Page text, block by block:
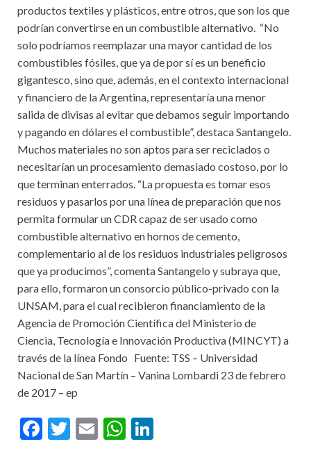
productos textiles y plásticos, entre otros, que son los que
podrían convertirse en un combustible alternativo. “No
solo podríamos reemplazar una mayor cantidad de los
combustibles fósiles, que ya de por sí es un beneficio
gigantesco, sino que, además, en el contexto internacional
y financiero de la Argentina, representaría una menor
salida de divisas al evitar que debamos seguir importando
y pagando en dólares el combustible”, destaca Santangelo.
Muchos materiales no son aptos para ser reciclados o
necesitarían un procesamiento demasiado costoso, por lo
que terminan enterrados. “La propuesta es tomar esos
residuos y pasarlos por una línea de preparación que nos
permita formular un CDR capaz de ser usado como
combustible alternativo en hornos de cemento,
complementario al de los residuos industriales peligrosos
que ya producimos”, comenta Santangelo y subraya que,
para ello, formaron un consorcio público-privado con la
UNSAM, para el cual recibieron financiamiento de la
Agencia de Promoción Científica del Ministerio de
Ciencia, Tecnología e Innovación Productiva (MINCYT) a
través de la línea Fondo Fuente: TSS – Universidad
Nacional de San Martín – Vanina Lombardi 23 de febrero
de 2017 – ep
F
T
E
W